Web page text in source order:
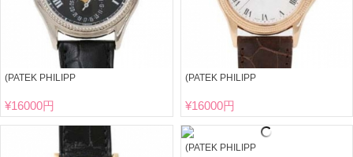
(PATEK PHILIPP
¥16000円
(PATEK PHILIPP
¥16000円
(PATEK PHILIPP